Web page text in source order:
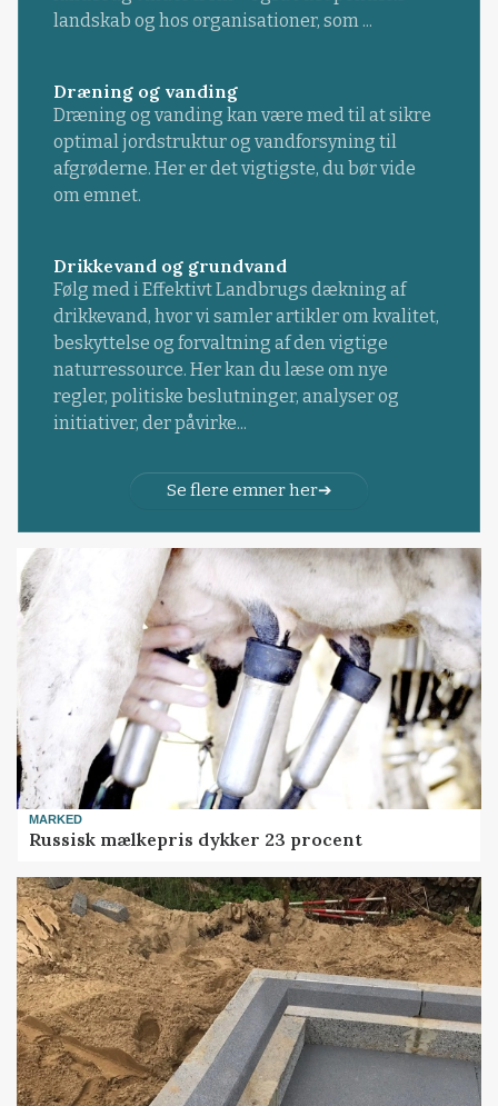
landskab og hos organisationer, som ...
Dræning og vanding
Dræning og vanding kan være med til at sikre
optimal jordstruktur og vandforsyning til
afgrøderne. Her er det vigtigste, du bør vide
om emnet.
Drikkevand og grundvand
Følg med i Effektivt Landbrugs dækning af
drikkevand, hvor vi samler artikler om kvalitet,
beskyttelse og forvaltning af den vigtige
naturressource. Her kan du læse om nye
regler, politiske beslutninger, analyser og
initiativer, der påvirke...
Se flere emner her
MARKED
Russisk mælkepris dykker 23 procent